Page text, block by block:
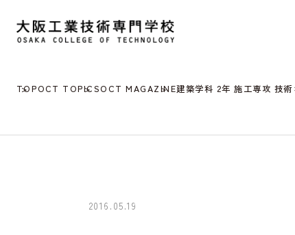
TOPOCT TOPICSOCT MAGAZINE建築学科 2年 施工専攻 技術
2016.05.19